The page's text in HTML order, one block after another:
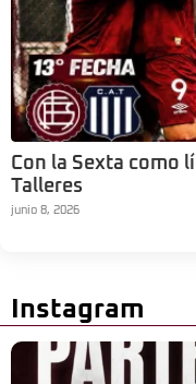
Con la Sexta como
Talleres
junio 8, 2026
Instagram